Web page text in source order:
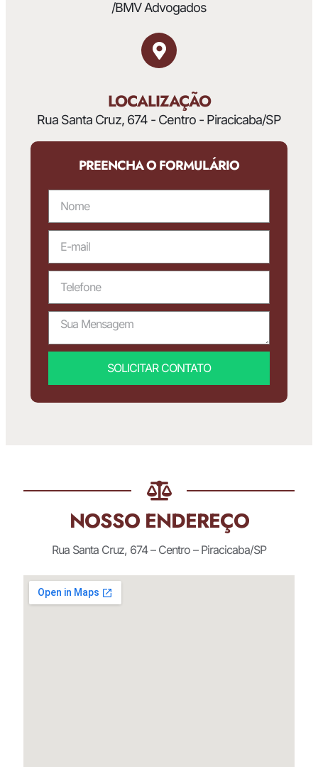
/BMV Advogados
LOCALIZAÇÃO
Rua Santa Cruz, 674 - Centro - Piracicaba/SP
PREENCHA O FORMULÁRIO
SOLICITAR CONTATO
NOSSO ENDEREÇO
Rua Santa Cruz, 674 – Centro – Piracicaba/SP